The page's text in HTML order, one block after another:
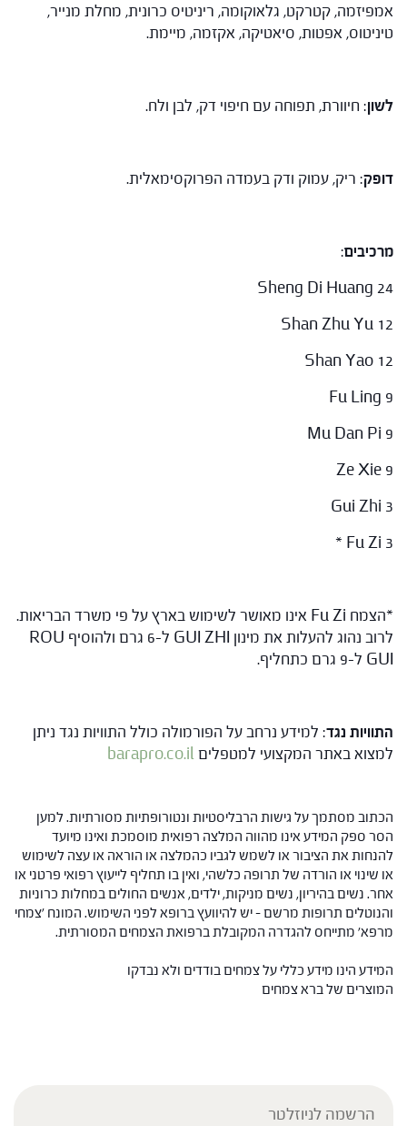
אמפיזמה, קטרקט, גלאוקומה, ריניטיס כרונית, מחלת מנייר,
טיניטוס, אפטות, סיאטיקה, אקזמה, מיימת.
לשון: חיוורת, תפוחה עם חיפוי דק, לבן ולח.
דופק: ריק, עמוק ודק בעמדה הפרוקסימאלית.
מרכיבים:
Sheng Di Huang 24
Shan Zhu Yu 12
Shan Yao 12
Fu Ling 9
Mu Dan Pi 9
Ze Xie 9
Gui Zhi 3
Fu Zi 3 *
*הצמח Fu Zi אינו מאושר לשימוש בארץ על פי משרד הבריאות.
לרוב נהוג להעלות את מינון GUI ZHI ל-6 גרם ולהוסיף ROU
GUI ל-9 גרם כתחליף.
התוויות נגד: למידע נרחב על הפורמולה כולל התוויות נגד ניתן
למצוא באתר המקצועי למטפליםbarapro.co.il
הכתוב מסתמך על גישות הרבליסטיות ונטורופתיות מסורתיות. למען
הסר ספק המידע אינו מהווה המלצה רפואית מוסמכת ואינו מיועד
להנחות את הציבור או לשמש לגביו כהמלצה או הוראה או עצה לשימוש
או שינוי או הורדה של תרופה כלשהי, ואין בו תחליף לייעוץ רפואי פרטני או
אחר. נשים בהיריון, נשים מניקות, ילדים, אנשים החולים במחלות כרוניות
והנוטלים תרופות מרשם – יש להיוועץ ברופא לפני השימוש. המונח 'צמחי
מרפא' מתייחס להגדרה המקובלת ברפואת הצמחים המסורתית.
המידע הינו מידע כללי על צמחים בודדים ולא נבדקו
המוצרים של ברא צמחים
הרשמה לניוזלטר